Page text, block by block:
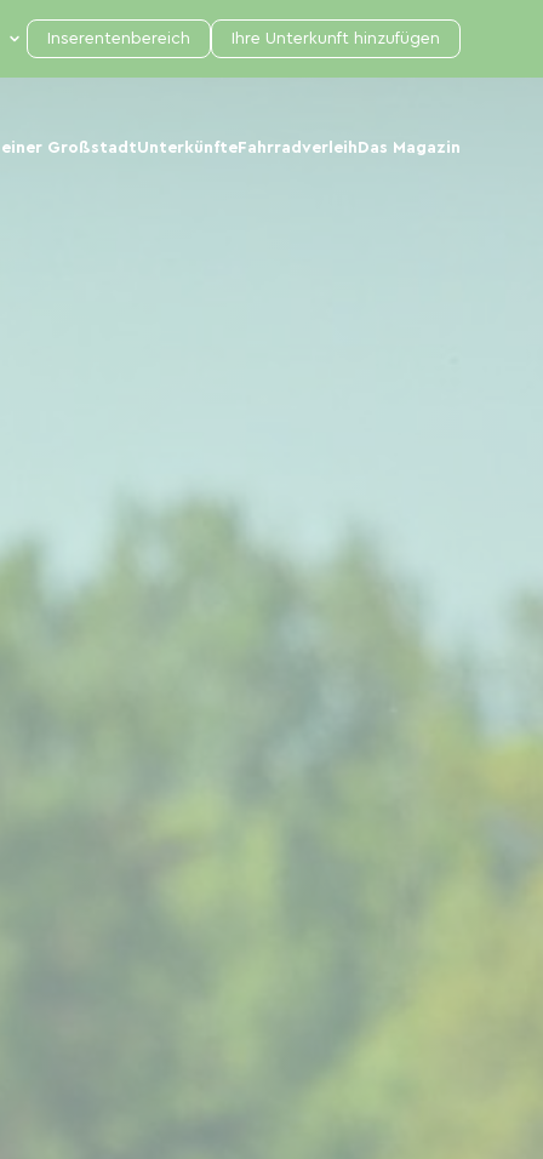
einer GroßstadtUnterkünfte Fahrradverleih Das Magazin
Inserentenbereich Ihre Unterkunft hinzufügen